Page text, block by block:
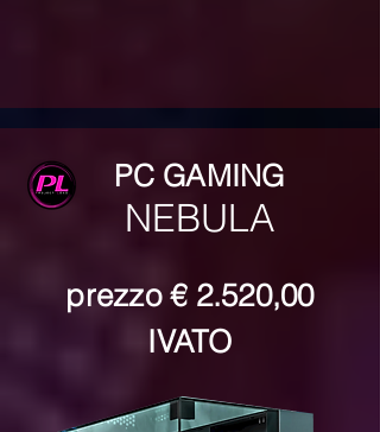
PC GAMING
NEBULA
prezzo€ 2.520,00
IVATO